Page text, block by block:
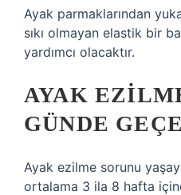
Ayak parmaklarından
sıkı olmayan elastik bir
yardımcı olacaktır.
AYAK
GÜNDE
Ayak ezilme sorunu
ortalama 3 ila 8 hafta